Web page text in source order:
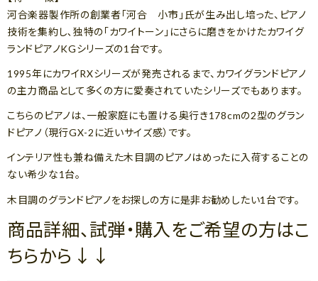
河合楽器製作所の創業者「河合 小市」氏が生み出し培った、ピアノ
技術を集約し､独特の｢カワイトーン｣にさらに磨きをかけたカワイグ
ランドピアノKGシリーズの1台です。
1995年にカワイRXシリーズが発売されるまで、カワイグランドピアノ
の主力商品として多くの方に愛奏されていたシリーズでもあります。
こちらのピアノは、一般家庭にも置ける奥行き178cmの2型のグラン
ドピアノ（現行GX-2に近いサイズ感）です。
インテリア性も兼ね備えた木目調のピアノはめったに入荷することの
ない希少な1台。
木目調のグランドピアノをお探しの方に是非お勧めしたい1台です。
商品詳細、試弾・購入をご希望の方はこ
ちらから↓↓